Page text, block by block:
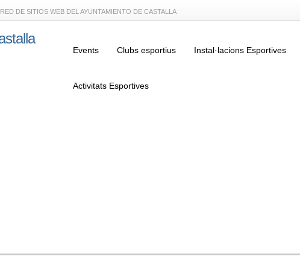
RED DE SITIOS WEB DEL AYUNTAMIENTO DE CASTALLA
Events Clubs esportius Instal·lacions Esportives
Activitats Esportives